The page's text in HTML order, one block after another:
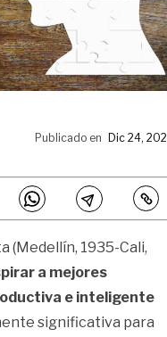
Publicado en Dic 24,
(Medellín, 1935-Cali,
a mejores
e inteligente
significativa para